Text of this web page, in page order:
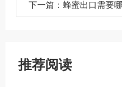
下一篇：蜂蜜出口需要
推荐阅读